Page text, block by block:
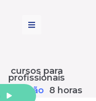
cursos para
profissionais
duração 8 horas